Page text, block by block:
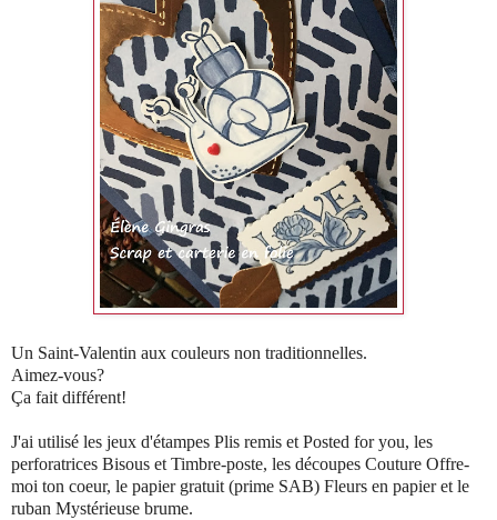
Un Saint-Valentin aux couleurs non traditionnelles.
Aimez-vous?
Ça fait différent!
J'ai utilisé les jeux d'étampes Plis remis et Posted for you, les
perforatrices Bisous et Timbre-poste, les découpes Couture Offre-
moi ton coeur, le papier gratuit (prime SAB) Fleurs en papier et le
ruban Mystérieuse brume.